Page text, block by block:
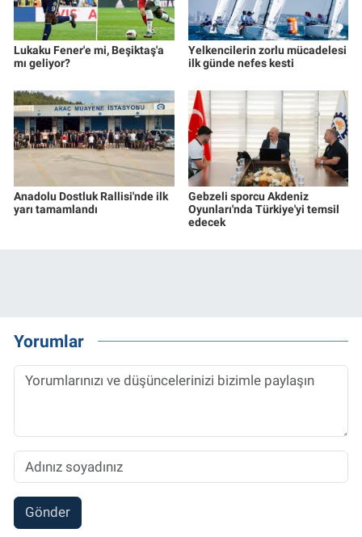
Lukaku Fener'e mi, Beşiktaş'a
mı geliyor?
Yelkencilerin zorlu mücadelesi
ilk günde nefes kesti
Anadolu Dostluk Rallisi'nde ilk
yarı tamamlandı
Gebzeli sporcu Akdeniz
Oyunları'nda Türkiye'yi temsil
edecek
Yorumlar
Gönder